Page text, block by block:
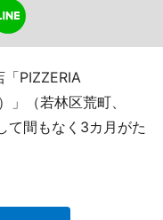
PIZZERIA
」（若林区荒町、
間もなく3カ月がた